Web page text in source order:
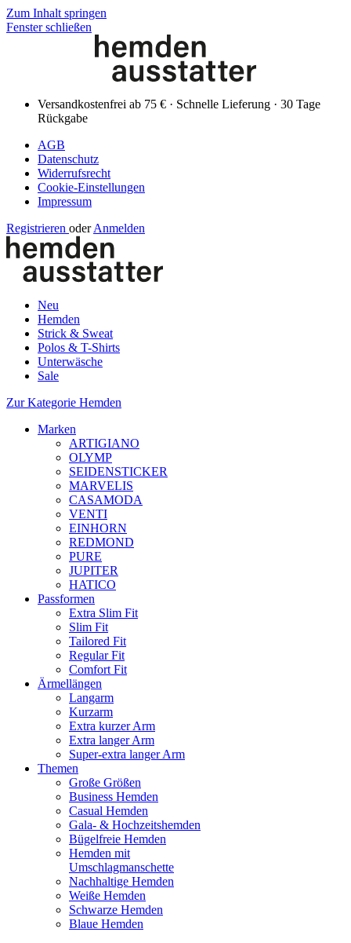
Zum Inhalt springen
Fenster schließen
Versandkostenfrei ab 75 € · Schnelle Lieferung · 30 Tage
Rückgabe
AGB
Datenschutz
Widerrufsrecht
Cookie-Einstellungen
Impressum
Registrieren oder Anmelden
Neu
Hemden
Strick & Sweat
Polos & T-Shirts
Unterwäsche
Sale
Zur Kategorie Hemden
Marken
ARTIGIANO
OLYMP
SEIDENSTICKER
MARVELIS
CASAMODA
VENTI
EINHORN
REDMOND
PURE
JUPITER
HATICO
Passformen
Extra Slim Fit
Slim Fit
Tailored Fit
Regular Fit
Comfort Fit
Ärmellängen
Langarm
Kurzarm
Extra kurzer Arm
Extra langer Arm
Super-extra langer Arm
Themen
Große Größen
Business Hemden
Casual Hemden
Gala- & Hochzeitshemden
Bügelfreie Hemden
Hemden mit
Umschlagmanschette
Nachhaltige Hemden
Weiße Hemden
Schwarze Hemden
Blaue Hemden